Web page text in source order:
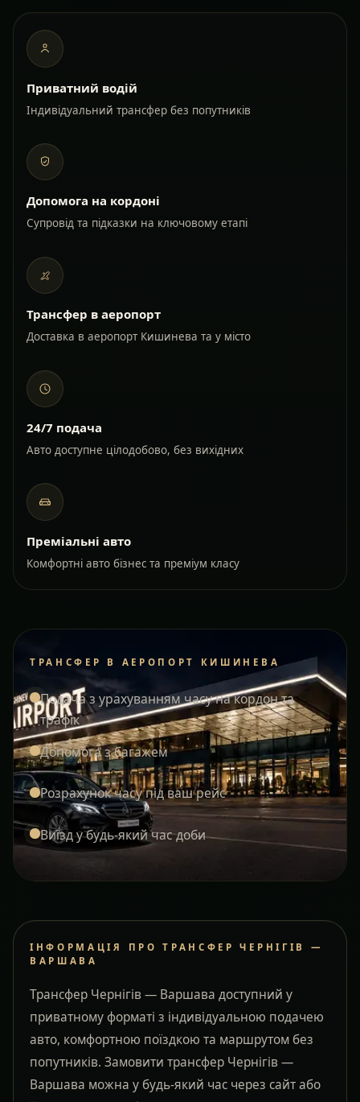
Приватний водій
Індивідуальний трансфер без попутників
Допомога на кордоні
Супровід та підказки на ключовому етапі
Трансфер в аеропорт
Доставка в аеропорт Кишинева та у місто
24/7 подача
Авто доступне цілодобово, без вихідних
Преміальні авто
Комфортні авто бізнес та преміум класу
ТРАНСФЕР В АЕРОПОРТ КИШИНЕВА
Подача з урахуванням часу на кордон та
трафік
Допомога з багажем
Розрахунок часу під ваш рейс
Виїзд у будь-який час доби
ІНФОРМАЦІЯ ПРО ТРАНСФЕР ЧЕРНІГІВ —
ВАРШАВА
Трансфер Чернігів — Варшава доступний у
приватному форматі з індивідуальною подачею
авто, комфортною поїздкою та маршрутом без
попутників. Замовити трансфер Чернігів —
Варшава можна у будь-який час через сайт або